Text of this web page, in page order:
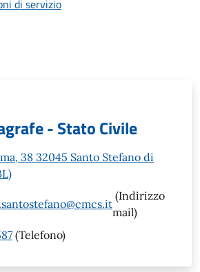
di servizio
- Stato Civile
38 32045 Santo Stefano di
(Indirizzo
mail)
(Telefono)